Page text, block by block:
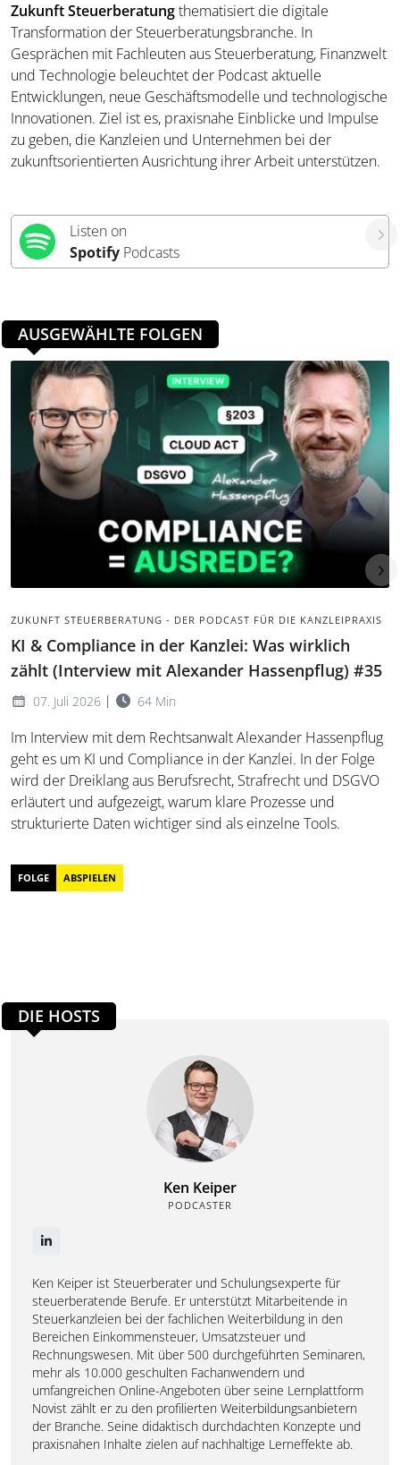
Zukunft Steuerberatungthematisiert die digitale
Transformation der Steuerberatungsbranche. In
Gesprächen mit Fachleuten aus Steuerberatung, Finanzwelt
und Technologie beleuchtet der Podcast aktuelle
Entwicklungen, neue Geschäftsmodelle und technologische
Innovationen. Ziel ist es, praxisnahe Einblicke und Impulse
zu geben, die Kanzleien und Unternehmen bei der
zukunftsorientierten Ausrichtung ihrer Arbeit unterstützen.
Listen on
Spotify Podcasts
AUSGEWÄHLTE FOLGEN
ZUKUNFT STEUERBERATUNG - DER PODCAST FÜR DIE KANZLEIPRAXIS
KI & Compliance in der Kanzlei: Was wirklich
zählt (Interview mit Alexander Hassenpflug) #35
07. Juli 2026 | 64 Min
Im Interview mit dem Rechtsanwalt Alexander Hassenpflug
geht es um KI und Compliance in der Kanzlei. In der Folge
wird der Dreiklang aus Berufsrecht, Strafrecht und DSGVO
erläutert und aufgezeigt, warum klare Prozesse und
strukturierte Daten wichtiger sind als einzelne Tools.
FOLGE ABSPIELEN
DIE HOSTS
Ken Keiper
PODCASTER
Ken Keiper ist Steuerberater und Schulungsexperte für
steuerberatende Berufe. Er unterstützt Mitarbeitende in
Steuerkanzleien bei der fachlichen Weiterbildung in den
Bereichen Einkommensteuer, Umsatzsteuer und
Rechnungswesen. Mit über 500 durchgeführten Seminaren,
mehr als 10.000 geschulten Fachanwendern und
umfangreichen Online-Angeboten über seine Lernplattform
Novist zählt er zu den profilierten Weiterbildungsanbietern
der Branche. Seine didaktisch durchdachten Konzepte und
praxisnahen Inhalte zielen auf nachhaltige Lerneffekte ab.